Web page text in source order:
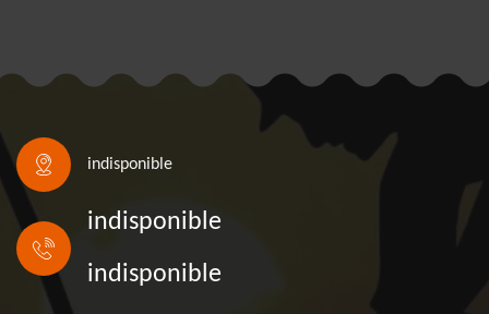
indisponible
indisponible
indisponible